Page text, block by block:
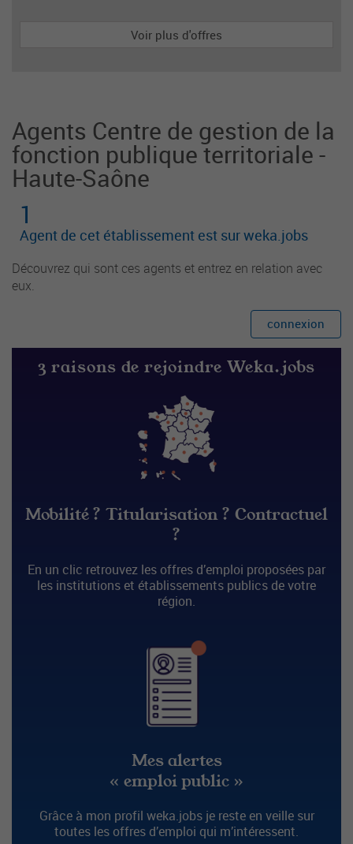
des collections. Il assure le service de lecture pu
Voir plus d'offres
Agents Centre de gestion de la
fonction publique territoriale -
Haute-Saône
1
Agent de cet établissement est sur weka.jobs
Découvrez qui sont ces agents et entrez en relation avec
eux.
connexion
3 raisons de rejoindre Weka.jobs
Mobilité ? Titularisation ? Contractuel
?
En un clic retrouvez les offres d’emploi proposées par
les institutions et établissements publics de votre
région.
Mes alertes
« emploi public »
Grâce à mon profil weka.jobs je reste en veille sur
toutes les offres d’emploi qui m’intéressent.